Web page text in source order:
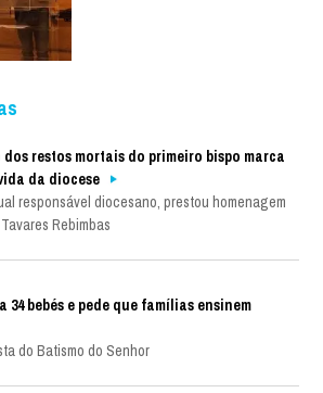
restos mortais do primeiro bispo marca
da diocese
responsável diocesano, prestou homenagem
Rebimbas
bebés e pede que famílias ensinem
do Batismo do Senhor